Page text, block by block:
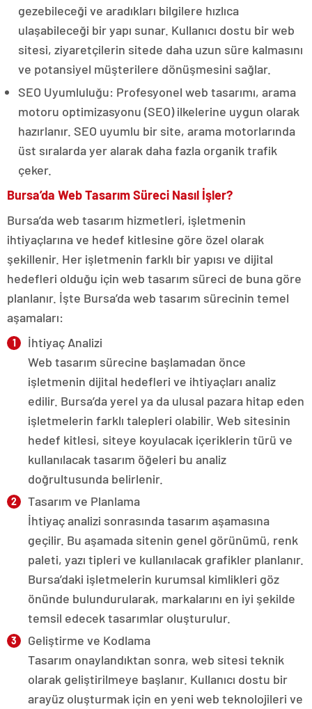
gezebileceği ve aradıkları bilgilere hızlıca
ulaşabileceği bir yapı sunar. Kullanıcı dostu bir web
sitesi, ziyaretçilerin sitede daha uzun süre kalmasını
ve potansiyel müşterilere dönüşmesini sağlar.
SEO Uyumluluğu: Profesyonel web tasarımı, arama
motoru optimizasyonu (SEO) ilkelerine uygun olarak
hazırlanır. SEO uyumlu bir site, arama motorlarında
üst sıralarda yer alarak daha fazla organik trafik
çeker.
Bursa’da Web Tasarım Süreci Nasıl İşler?
Bursa’da web tasarım hizmetleri, işletmenin
ihtiyaçlarına ve hedef kitlesine göre özel olarak
şekillenir. Her işletmenin farklı bir yapısı ve dijital
hedefleri olduğu için web tasarım süreci de buna göre
planlanır. İşte Bursa’da web tasarım sürecinin temel
aşamaları:
İhtiyaç Analizi
Web tasarım sürecine başlamadan önce
işletmenin dijital hedefleri ve ihtiyaçları analiz
edilir. Bursa’da yerel ya da ulusal pazara hitap eden
işletmelerin farklı talepleri olabilir. Web sitesinin
hedef kitlesi, siteye koyulacak içeriklerin türü ve
kullanılacak tasarım öğeleri bu analiz
doğrultusunda belirlenir.
Tasarım ve Planlama
İhtiyaç analizi sonrasında tasarım aşamasına
geçilir. Bu aşamada sitenin genel görünümü, renk
paleti, yazı tipleri ve kullanılacak grafikler planlanır.
Bursa’daki işletmelerin kurumsal kimlikleri göz
önünde bulundurularak, markalarını en iyi şekilde
temsil edecek tasarımlar oluşturulur.
Geliştirme ve Kodlama
Tasarım onaylandıktan sonra, web sitesi teknik
olarak geliştirilmeye başlanır. Kullanıcı dostu bir
arayüz oluşturmak için en yeni web teknolojileri ve